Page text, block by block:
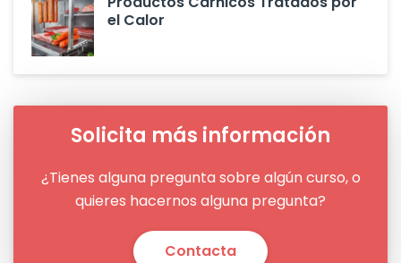
el Calor
Solicita más información
¿Tienes alguna pregunta sobre algún curso, o
quieres hacernos alguna pregunta?
Contacta